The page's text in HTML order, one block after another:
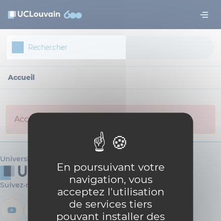
En poursuivant votre
navigation, vous
acceptez l'utilisation
de services tiers
pouvant installer des
Accueil
Access not allowed for anonymous user.
Université catholique de Louvain
Suivez-nous